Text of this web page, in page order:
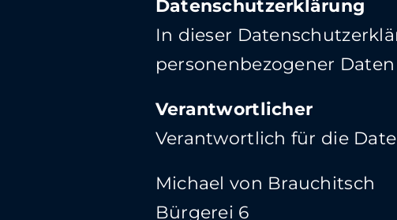
Datenschutzerklärung
In dieser
personenbezogener
Verantwortlicher
Verantwortlich für die
Michael von Brauchitsch
Bürgerei 6